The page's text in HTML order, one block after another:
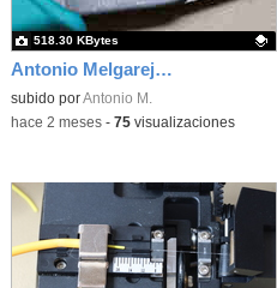
Antonio Melgarejo Peña
Contenido educativo.
subido porAntonio M.
518.30 KBytes
-hace 2 meses- 75visualizaciones